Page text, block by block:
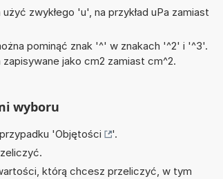
zwykłego 'u', na przykład uPa zamiast
pominąć znak '^' w znakach '^2' i '^3'.
jako cm2 zamiast cm^2.
wyboru
'Objętości
'.
którą chcesz przeliczyć, w tym